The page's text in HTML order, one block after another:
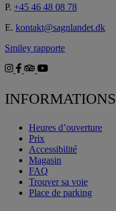
P. +45 46 48 08 78
E. kontakt@sagnlandet.dk
Smiley rapporte
INFORMATIONS
Heures d’ouverture
Prix
Accessibilité
Magasin
FAQ
Trouver sa voie
Place de parking